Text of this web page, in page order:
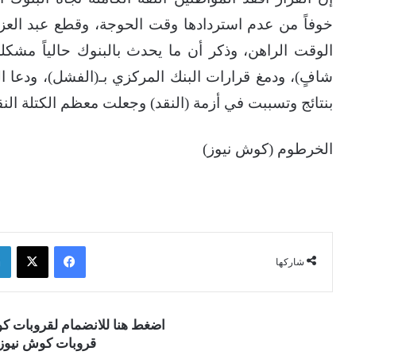
خوفاً من عدم استردادها وقت الحوجة، وقطع عبد
الوقت الراهن، وذكر أن ما يحدث بالبنوك حالياً
شافٍ)، ودمغ قرارات البنك المركزي بـ(الفشل)، ودعا
بنتائج وتسببت في أزمة (النقد) وجعلت معظم الكتلة
الخرطوم (كوش نيوز)
شاركها
فيسبوك ‫X
اضغط هنا للانضمام
قروبات كوش نيوز